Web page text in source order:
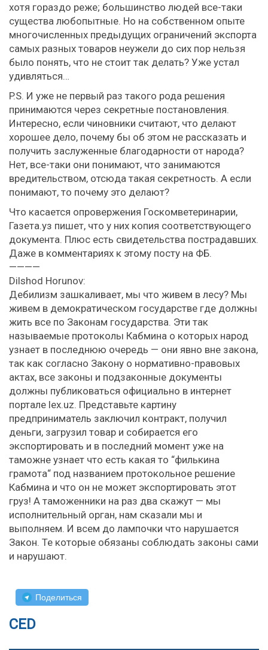
хотя гораздо реже; большинство людей все-таки
существа любопытные. Но на собственном опыте
многочисленных предыдущих ограничений экспорта
самых разных товаров неужели до сих пор нельзя
было понять, что не стоит так делать? Уже устал
удивляться…
P.S. И уже не первый раз такого рода решения
принимаются через секретные постановления.
Интересно, если чиновники считают, что делают
хорошее дело, почему бы об этом не рассказать и
получить заслуженные благодарности от народа?
Нет, все-таки они понимают, что занимаются
вредительством, отсюда такая секретность. А если
понимают, то почему это делают?
Что касается опровержения Госкомветеринарии,
Газета.уз пишет, что у них копия соответствующего
документа. Плюс есть свидетельства пострадавших.
Даже в комментариях к этому посту на ФБ.
————
Dilshod Horunov:
Дебилизм зашкаливает, мы что живем в лесу? Мы
живем в демократическом государстве где должны
жить все по Законам государства. Эти так
называемые протоколы Кабмина о которых народ
узнает в последнюю очередь — они явно вне закона,
так как согласно Закону о нормативно-правовых
актах, все законы и подзаконные документы
должны публиковаться официально в интернет
портале lex.uz. Представьте картину
предприниматель заключил контракт, получил
деньги, загрузил товар и собирается его
экспортировать и в последний момент уже на
таможне узнает что есть какая то “филькина
грамота“ под названием протокольное решение
Кабмина и что он не может экспортировать этот
груз! А таможенники на раз два скажут — мы
исполнительный орган, нам сказали мы и
выполняем. И всем до лампочки что нарушается
Закон. Те которые обязаны соблюдать законы сами
и нарушают.
Поделиться
CED